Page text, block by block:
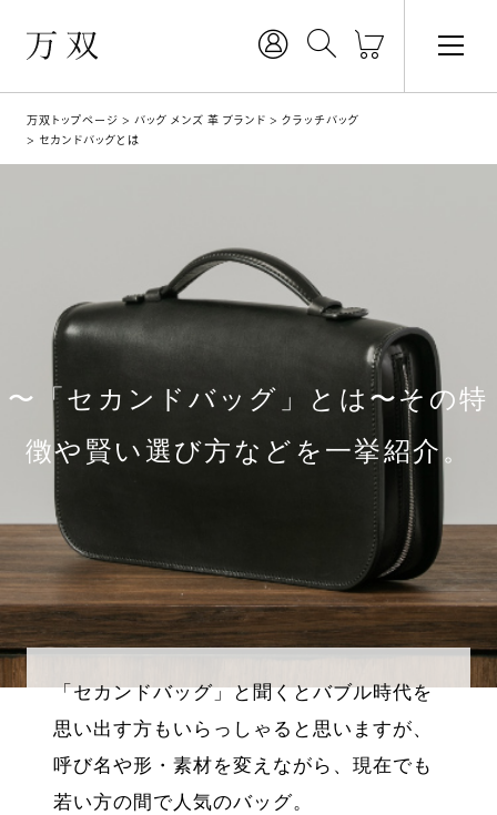
万双トップページ バッグ メンズ 革 ブランド
クラッチバッグ
セカンドバッグとは
〜「セカンドバッグ」とは〜その特
徴や賢い選び方などを一挙紹介。
「セカンドバッグ」と聞くとバブル時代を
思い出す方もいらっしゃると思いますが、
呼び名や形・素材を変えながら、現在でも
若い方の間で人気のバッグ。